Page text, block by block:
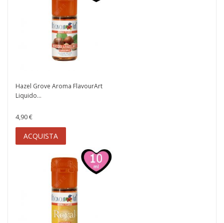
Hazel Grove Aroma FlavourArt
Liquido...
4,90 €
ACQUISTA